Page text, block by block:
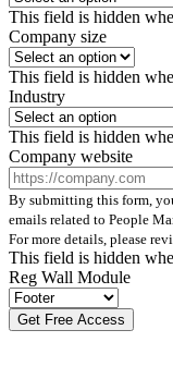
This field is hidden
Company size
This field is hidden
Industry
This field is hidden
Company website
By submitting this form,
emails related to People
For more details, please
This field is hidden
Reg Wall Module